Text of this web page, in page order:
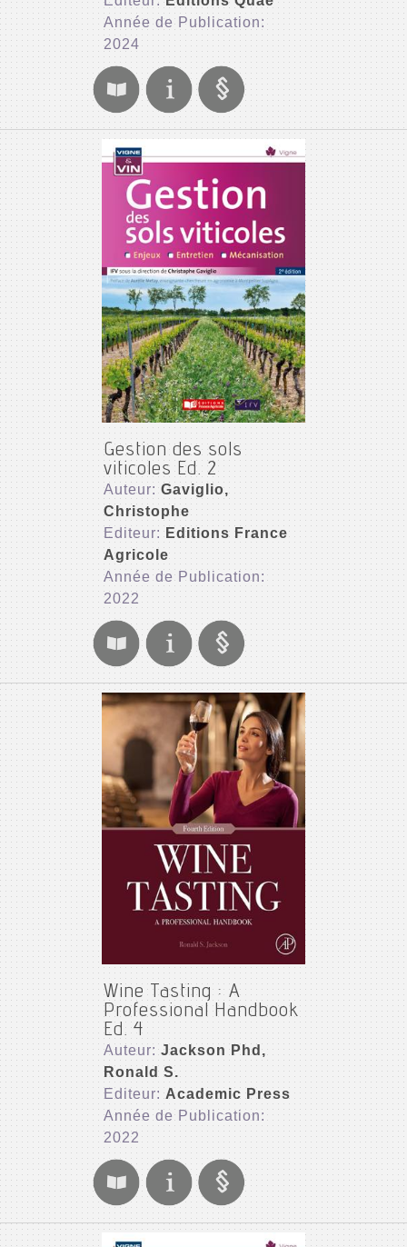
Année de Publication:
2024
Gestion des sols
viticoles Ed. 2
Auteur:Gaviglio,
Christophe
Editeur: Editions France
Agricole
Année de Publication:
2022
Wine Tasting : A
Professional Handbook
Ed. 4
Auteur:Jackson Phd,
Ronald S.
Editeur:Academic Press
Année de Publication:
2022